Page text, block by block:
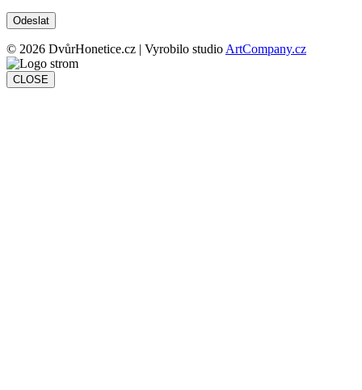
© 2026 DvůrHonetice.cz | Vyrobilo studio ArtCompany.cz
CLOSE